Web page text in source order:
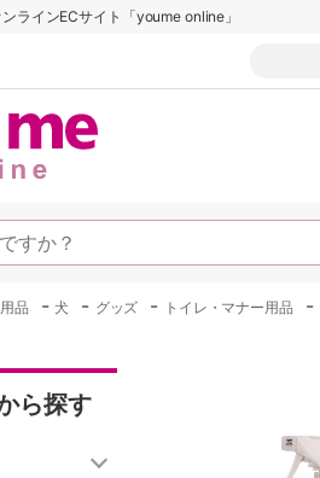
ラインECサイト「youme online」
品 -犬 - グッズ - トイレ・マナー用品 -
ら探す